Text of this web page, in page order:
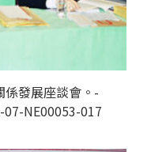
係發展座談會。-
07-NE00053-017